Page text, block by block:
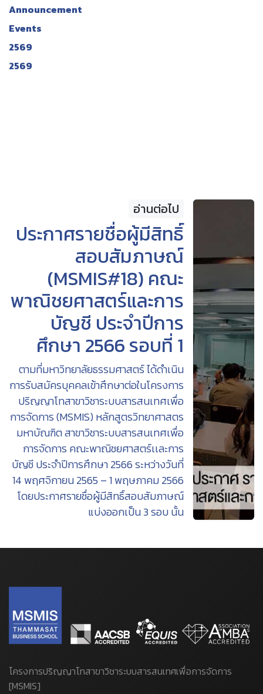
Announcement
Events
2569
2569
อ่านต่อไป
ประกาศรายชื่อผู้มีสิทธิ์
สอบสัมภาษณ์
(MSMIS#18) คณะ
พาณิชยศาสตร์และการ
บัญชี ประจำปีการ
ศึกษา 2566 รอบที่ 1
ตามที่มหาวิทยาลัยธรรมศาสตร์ ได้ดำเนิน
การรับสมัครบุคคลเข้าศึกษาต่อในโครงการ
ปริญญาโทสาขาวิชาระบบสารสนเทศเพื่อ
การจัดการ (MSMIS) หลักสูตรวิทยาศาสตร
มหาบัณฑิต สาขาวิชาระบบสารสนเทศเพื่อ
การจัดการ คณะพาณิชยศาสตร์เเละการ
บัญชี ประจำปีการศึกษา 2566 ระหว่างวันที่
14 พฤศจิกายน 2565 – 1 พฤษภาคม 2566
โดยประกาศรายชื่อผู้มีสิทธิ์สอบสัมภาษณ์
แบ่งออกเป็น 3 รอบ นั้น
โครงการปริญญาโทสาขาวิชาระบบสารสนเทศเพื่อการจัดการ
[MSMIS]